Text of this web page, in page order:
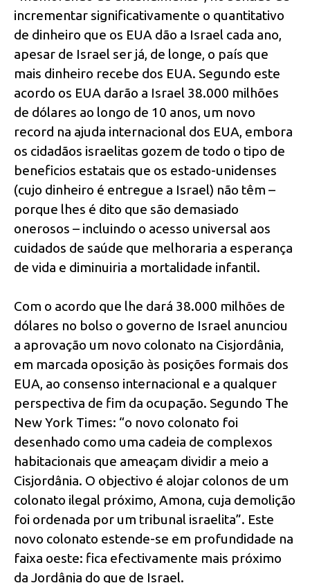
incrementar significativamente o quantitativo
de dinheiro que os EUA dão a Israel cada ano,
apesar de Israel ser já, de longe, o país que
mais dinheiro recebe dos EUA. Segundo este
acordo os EUA darão a Israel 38.000 milhões
de dólares ao longo de 10 anos, um novo
record na ajuda internacional dos EUA, embora
os cidadãos israelitas gozem de todo o tipo de
beneficios estatais que os estado-unidenses
(cujo dinheiro é entregue a Israel) não têm –
porque lhes é dito que são demasiado
onerosos – incluindo o acesso universal aos
cuidados de saúde que melhoraria a esperança
de vida e diminuiria a mortalidade infantil.
Com o acordo que lhe dará 38.000 milhões de
dólares no bolso o governo de Israel anunciou
a aprovação um novo colonato na Cisjordânia,
em marcada oposição às posições formais dos
EUA, ao consenso internacional e a qualquer
perspectiva de fim da ocupação. Segundo The
New York Times: “o novo colonato foi
desenhado como uma cadeia de complexos
habitacionais que ameaçam dividir a meio a
Cisjordânia. O objectivo é alojar colonos de um
colonato ilegal próximo, Amona, cuja demolição
foi ordenada por um tribunal israelita”. Este
novo colonato estende-se em profundidade na
faixa oeste: fica efectivamente mais próximo
da Jordânia do que de Israel.